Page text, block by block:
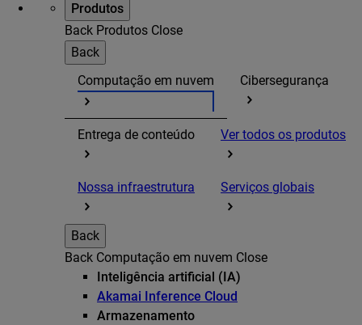
Produtos
Back Produtos Close
Back
Computação em nuvem
Cibersegurança
Entrega de conteúdo Ver todos os produtos
Nossa infraestrutura Serviços globais
Back
Back Computação em nuvem Close
Inteligência artificial (IA)
Akamai Inference Cloud
Armazenamento